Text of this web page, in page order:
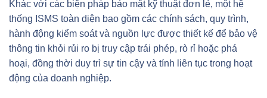
Khác với các biện pháp bảo mật kỹ thuật đơn lẻ, một hệ
thống ISMS toàn diện bao gồm các chính sách, quy trình,
hành động kiểm soát và nguồn lực được thiết kế để bảo vệ
thông tin khỏi rủi ro bị truy cập trái phép, rò rỉ hoặc phá
hoại, đồng thời duy trì sự tin cậy và tính liên tục trong hoạt
động của doanh nghiệp.